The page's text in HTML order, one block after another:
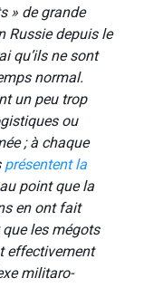
» de grande
Russie depuis le
qu’ils ne sont
normal.
un peu trop
ou
; à chaque
présentent la
point que la
en ont fait
les mégots
effectivement
militaro-